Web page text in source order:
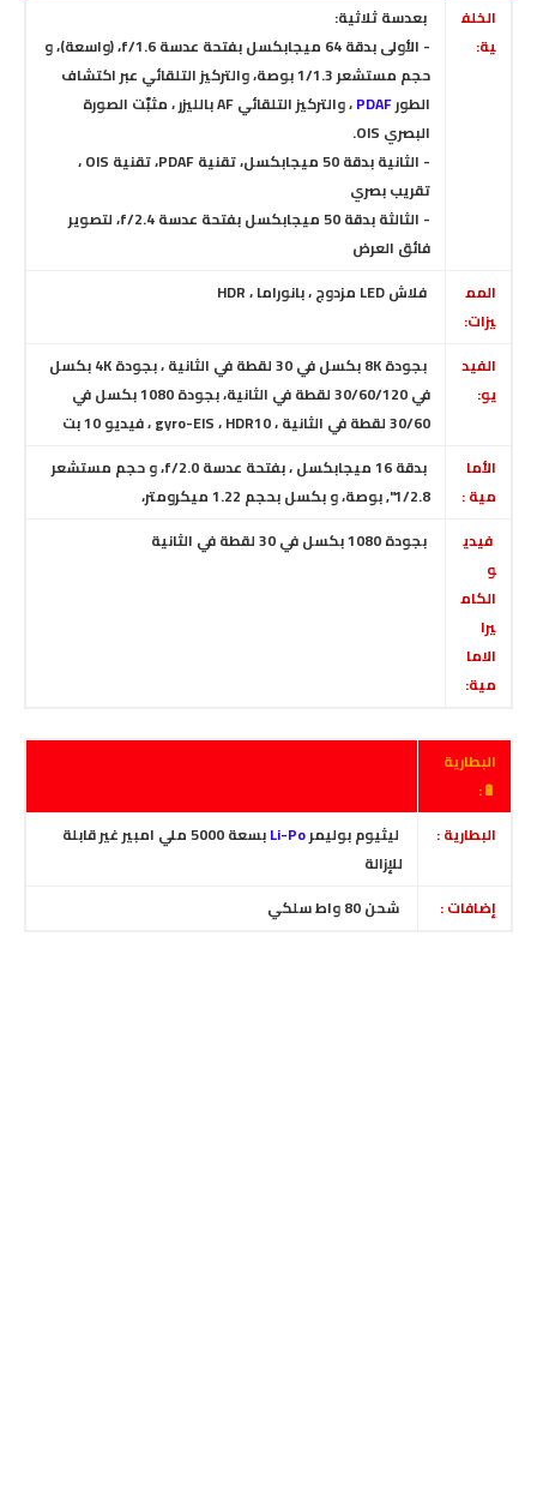
الخلف
ية:
بعدسة ثلاثية:
- الأولى بدقة 64 ميجابكسل بفتحة عدسة f/1.6، (واسعة)، و
حجم مستشعر 1/1.3 بوصة،
والتركيز التلقائي عبر اكتشاف
الطورPDAF
، والتركيز التلقائي AF بالليزر ، مثبّت الصورة
البصري OIS.
- الثانية بدقة 50 ميجابكسل، تقنية PDAF، تقنية OIS ،
تقريب بصري
- الثالثة بدقة 50 ميجابكسل بفتحة عدسة f/2.4، لتصوير
فائق العرض
المم
يزات:
فلاش LED مزدوج ، بانوراما ، HDR
الفيد
يو:
بجودة 8K بكسل في 30 لقطة في الثانية ، بجودة 4K بكسل
في 30/60/120 لقطة في الثانية، بجودة 1080 بكسل في
30/60 لقطة في الثانية ، gyro-EIS ، HDR10 ، فيديو 10 بت
الأما
مية :
بدقة 16 ميجابكسل
، بفتحة عدسة f/2.0، و حجم مستشعر
1/2.8", بوصة، و بكسل بحجم 1.22 ميكرومتر،
فيدي
و
الكام
يرا
الاما
مية:
بجودة 1080 بكسل في 30 لقطة في الثانية
البطارية
🔋:
البطارية :
ليثيوم بوليمرLi-Po
بسعة 5000 ملي امبير غير قابلة
للإزالة
إضافات :
شحن 80 واط سلكي